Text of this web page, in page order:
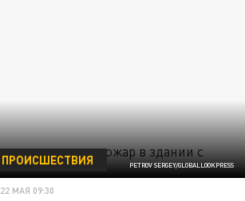
PETROV SERGEY/GLOBALLOOKPRESS
ПРОИСШЕСТВИЯ
22 МАЯ 09:30